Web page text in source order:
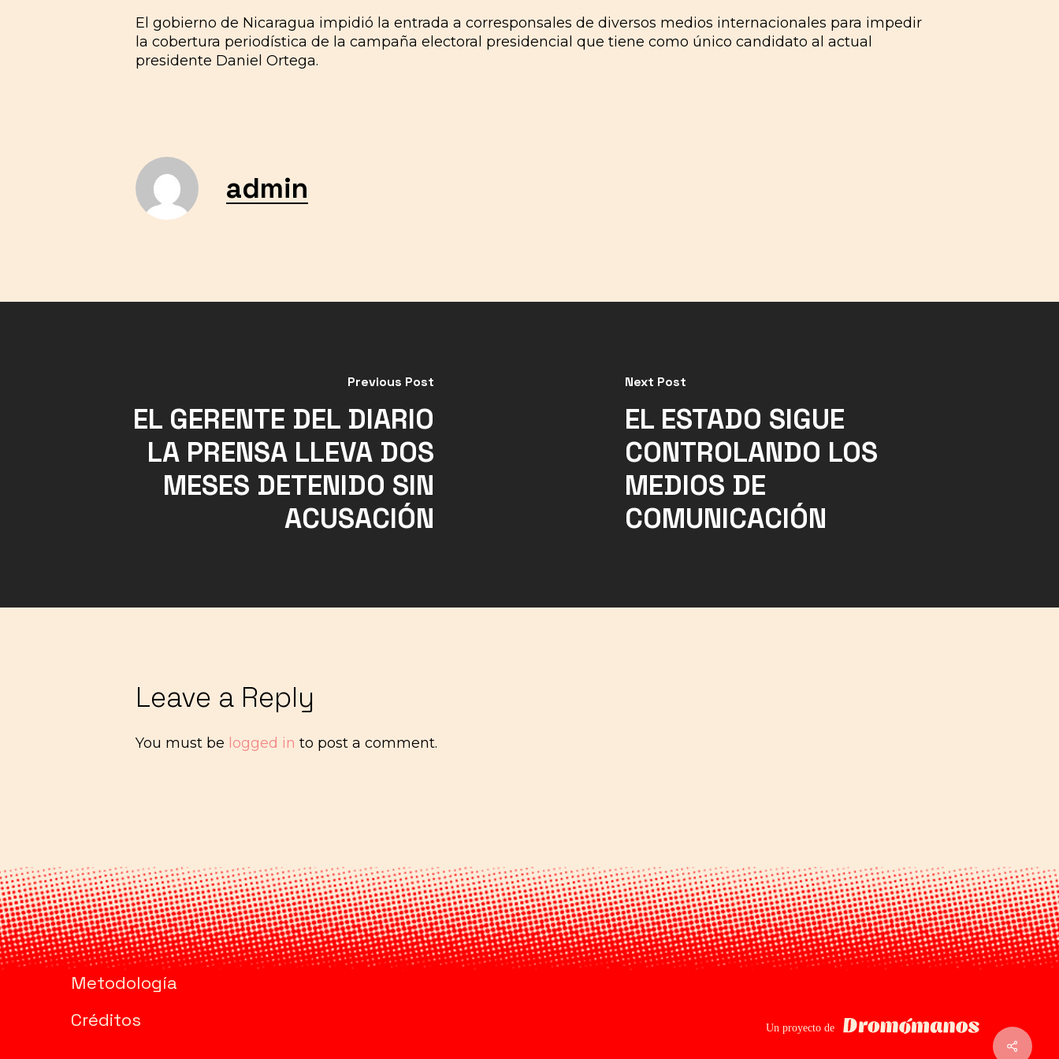
El gobierno de Nicaragua impidió la entrada a corresponsales de diversos medios internacionales para impedir
la cobertura periodística de la campaña electoral presidencial que tiene como único candidato al actual
presidente Daniel Ortega.
admin
Previous Post
EL GERENTE DEL DIARIO
LA PRENSA LLEVA DOS
MESES DETENIDO SIN
ACUSACIÓN
Next Post
EL ESTADO SIGUE
CONTROLANDO LOS
MEDIOS DE
COMUNICACIÓN
Leave a Reply
You must be logged in to post a comment.
Metodología
Créditos
Un proyecto de Dromomanos